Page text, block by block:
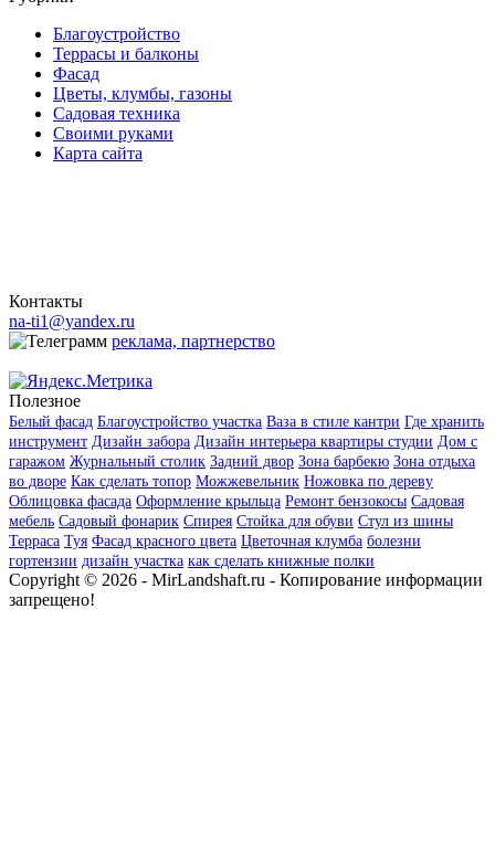
Благоустройство
Террасы и балконы
Фасад
Цветы, клумбы, газоны
Садовая техника
Своими руками
Карта сайта
Контакты
na-ti1@yandex.ru
реклама, партнерство
Полезное
Белый фасад Благоустройство участка Ваза в стиле кантри Где хранить
инструмент Дизайн забора Дизайн интерьера квартиры студии Дом с
гаражом Журнальный столик Задний двор Зона барбекю Зона отдыха
во дворе Как сделать топор Можжевельник Ножовка по дереву
Облицовка фасада Оформление крыльца Ремонт бензокосы Садовая
мебель Садовый фонарик Спирея Стойка для обуви Стул из шины
Терраса Туя Фасад красного цвета Цветочная клумба болезни
гортензии дизайн участка как сделать книжные полки
Copyright © 2026 - MirLandshaft.ru - Копирование информации
запрещено!